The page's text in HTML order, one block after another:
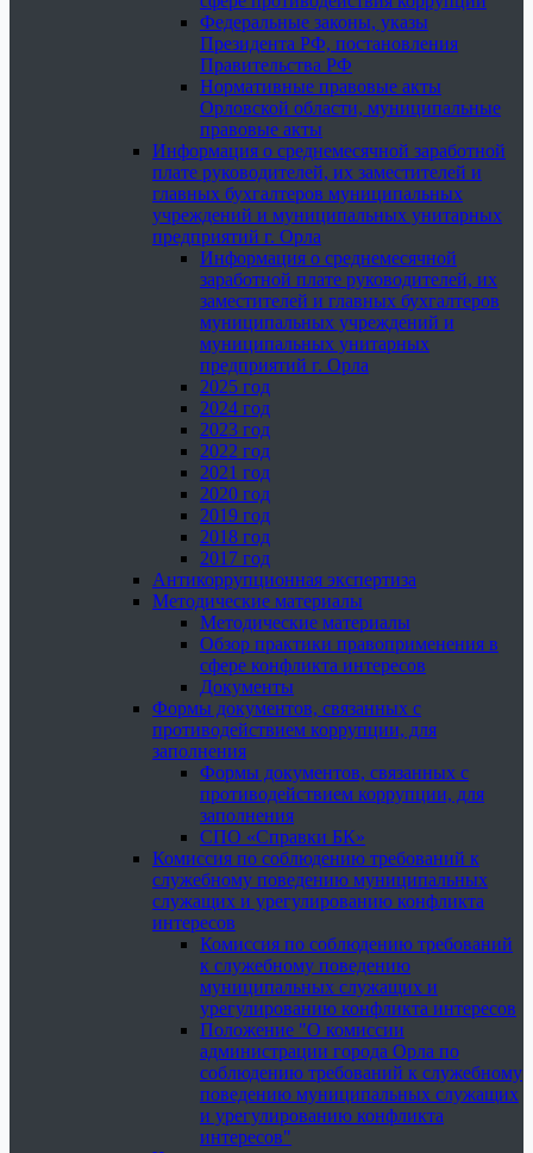
Федеральные законы, указы
Президента РФ, постановления
Правительства РФ
Нормативные правовые акты
Орловской области, муниципальные
правовые акты
Информация о среднемесячной заработной
плате руководителей, их заместителей и
главных бухгалтеров муниципальных
учреждений и муниципальных унитарных
предприятий г. Орла
Информация о среднемесячной
заработной плате руководителей, их
заместителей и главных бухгалтеров
муниципальных учреждений и
муниципальных унитарных
предприятий г. Орла
2025 год
2024 год
2023 год
2022 год
2021 год
2020 год
2019 год
2018 год
2017 год
Антикоррупционная экспертиза
Методические материалы
Методические материалы
Обзор практики правоприменения в
сфере конфликта интересов
Документы
Формы документов, связанных с
противодействием коррупции, для
заполнения
Формы документов, связанных с
противодействием коррупции, для
заполнения
СПО «Справки БК»
Комиссия по соблюдению требований к
служебному поведению муниципальных
служащих и урегулированию конфликта
интересов
Комиссия по соблюдению требований
к служебному поведению
муниципальных служащих и
урегулированию конфликта интересов
Положение "О комиссии
администрации города Орла по
соблюдению требований к служебному
поведению муниципальных служащих
и урегулированию конфликта
интересов"